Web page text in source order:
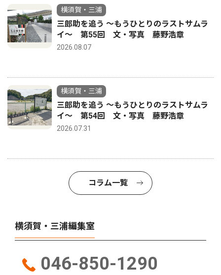
横須賀・三浦
三郎助を追う 〜もうひとりのラストサムラ
イ〜 第55回 文・写真 藤野浩章
2026.08.07
横須賀・三浦
三郎助を追う 〜もうひとりのラストサムラ
イ〜 第54回 文・写真 藤野浩章
2026.07.31
コラム一覧
横須賀・三浦編集室
046-850-1290